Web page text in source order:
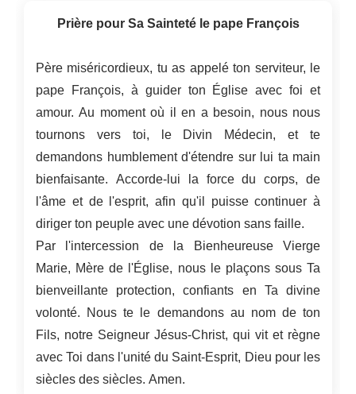
Prière pour Sa Sainteté le pape François
Père miséricordieux, tu as appelé ton serviteur, le
pape François, à guider ton Église avec foi et
amour. Au moment où il en a besoin, nous nous
tournons vers toi, le Divin Médecin, et te
demandons humblement d'étendre sur lui ta main
bienfaisante. Accorde-lui la force du corps, de
l'âme et de l'esprit, afin qu'il puisse continuer à
diriger ton peuple avec une dévotion sans faille.
Par l'intercession de la Bienheureuse Vierge
Marie, Mère de l'Église, nous le plaçons sous Ta
bienveillante protection, confiants en Ta divine
volonté. Nous te le demandons au nom de ton
Fils, notre Seigneur Jésus-Christ, qui vit et règne
avec Toi dans l'unité du Saint-Esprit, Dieu pour les
siècles des siècles. Amen.